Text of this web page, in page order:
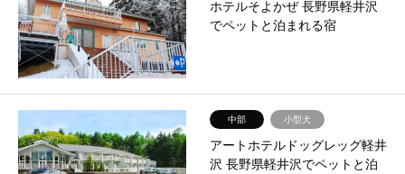
ホテルそよかぜ 長野県軽井沢
でペットと泊まれる宿
中部 小型犬
アートホテルドッグレッグ軽井
沢 長野県軽井沢でペットと泊